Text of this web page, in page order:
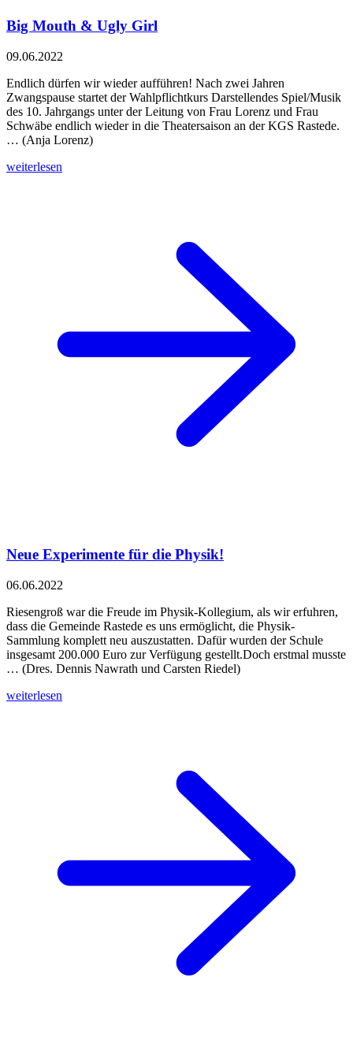
Big Mouth & Ugly Girl
09.06.2022
Endlich dürfen wir wieder aufführen! Nach zwei Jahren
Zwangspause startet der Wahlpflichtkurs Darstellendes Spiel/Musik
des 10. Jahrgangs unter der Leitung von Frau Lorenz und Frau
Schwäbe endlich wieder in die Theatersaison an der KGS Rastede.
… (Anja Lorenz)
weiterlesen
Neue Experimente für die Physik!
06.06.2022
Riesengroß war die Freude im Physik-Kollegium, als wir erfuhren,
dass die Gemeinde Rastede es uns ermöglicht, die Physik-
Sammlung komplett neu auszustatten. Dafür wurden der Schule
insgesamt 200.000 Euro zur Verfügung gestellt.Doch erstmal musste
… (Dres. Dennis Nawrath und Carsten Riedel)
weiterlesen